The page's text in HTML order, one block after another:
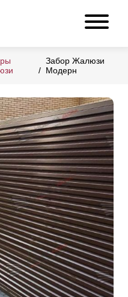
Забор Жалюзи
Модерн